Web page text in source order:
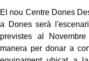
El nou Centre Dones
a Dones serà
previstes al
manera per donar a